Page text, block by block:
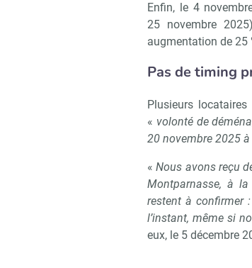
Enfin, le 4
25 novembre
augmentation de 25
Pas de timing
Plusieurs
« volonté de
20 novembre 2025
«Nous avons reçu
Montparnasse, à
restent à confirmer
l’instant, même si
eux, le 5 décembre